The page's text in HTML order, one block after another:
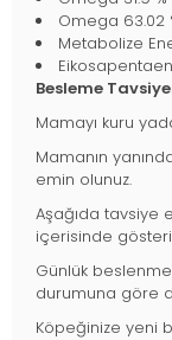
Omega 63.02
Metabolize
Besleme
Mamayı kuru
Mamanın
emin olunuz.
Aşağıda tavsiye
içerisinde
Günlük beslenme
durumuna göre
Köpeğinize yeni